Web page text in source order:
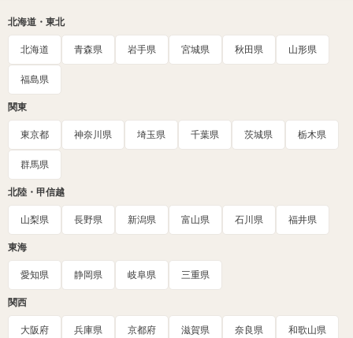
北海道・東北
北海道 青森県 岩手県 宮城県 秋田県 山形県
福島県
関東
東京都 神奈川県 埼玉県 千葉県 茨城県 栃木県
群馬県
北陸・甲信越
山梨県 長野県 新潟県 富山県 石川県 福井県
東海
愛知県 静岡県 岐阜県 三重県
関西
大阪府 兵庫県 京都府 滋賀県 奈良県 和歌山県